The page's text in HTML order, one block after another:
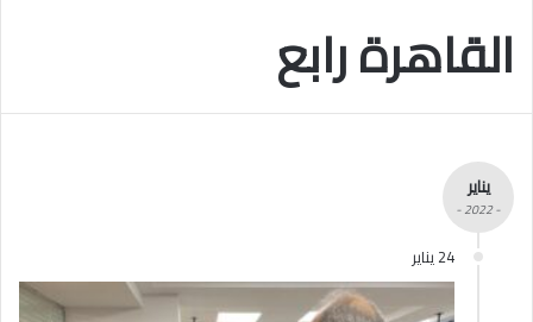
القاهرة رابع
يناير
- 2022 -
24 يناير